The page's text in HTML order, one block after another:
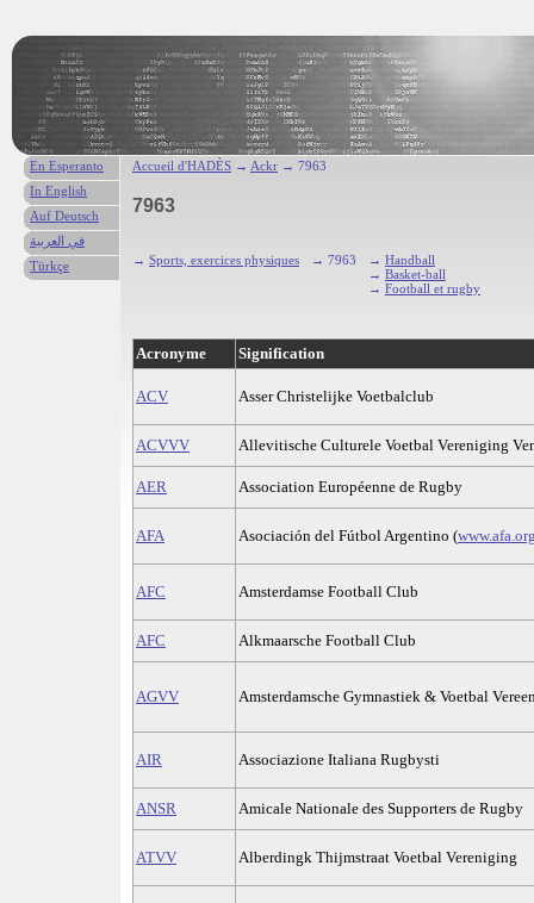
Accueil d'HADÈS → Ackr → 7963
7963
→ Sports, exercices physiques → 7963 → Handball
→ Basket-ball
→ Football et rugby
Acronyme Signification
ACV Asser Christelijke Voetbalclub
ACVVV Allevitische Culturele Voetbal Vereniging
AER Association Européenne de Rugby
AFA Asociación del Fútbol Argentino (
AFC Amsterdamse Football Club
AFC Alkmaarsche Football Club
AGVV Amsterdamsche Gymnastiek & Voetbal
AIR Associazione Italiana Rugbysti
ANSR Amicale Nationale des Supporters de Rugby
ATVV Alberdingk Thijmstraat Voetbal Vereniging
En Esperanto
In English
Auf Deutsch
في العربية
Türkçe